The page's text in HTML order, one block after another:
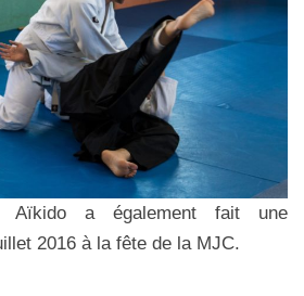
a également fait une
2016 à la fête de la MJC.